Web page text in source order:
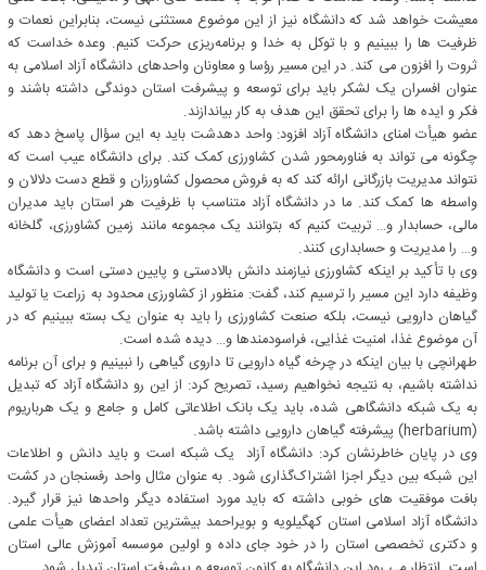
معیشت خواهد شد که دانشگاه نیز از این موضوع مستثنی نیست، بنابراین نعمات و
ظرفیت ها را ببینیم و با توکل به خدا و برنامه‌ریزی حرکت کنیم. وعده خداست که
ثروت را افزون می کند. در این مسیر رؤسا و معاونان واحدهای دانشگاه آزاد اسلامی به
عنوان افسران یک لشکر باید برای توسعه و پیشرفت استان دوندگی داشته باشند و
فکر و ایده ها را برای تحقق این هدف به کار بیاندازند.
عضو هیأت امنای دانشگاه آزاد افزود: واحد دهدشت باید به این سؤال پاسخ دهد که
چگونه می تواند به فناورمحور شدن کشاورزی کمک کند. برای دانشگاه عیب است که
نتواند مدیریت بازرگانی ارائه کند که به فروش محصول کشاورزان و قطع دست دلالان و
واسطه ها کمک کند. ما در دانشگاه آزاد متناسب با ظرفیت هر استان باید مدیران
مالی، حسابدار و… تربیت کنیم که بتوانند یک مجموعه مانند زمین کشاورزی، گلخانه
و… را مدیریت و حسابداری کنند.
وی با تأکید بر اینکه کشاورزی نیازمند دانش بالادستی و پایین دستی است و دانشگاه
وظیفه دارد این مسیر را ترسیم کند، گفت: منظور از کشاورزی محدود به زراعت یا تولید
گیاهان دارویی نیست، بلکه صنعت کشاورزی را باید به عنوان یک بسته ببینیم که در
آن موضوع غذا، امنیت غذایی، فراسودمندها و… دیده شده است.
طهرانچی با بیان اینکه در چرخه گیاه دارویی تا داروی گیاهی را نبینیم و برای آن برنامه
نداشته باشیم، به نتیجه نخواهیم رسید، تصریح کرد: از این رو دانشگاه آزاد که تبدیل
به یک شبکه دانشگاهی شده، باید یک بانک اطلاعاتی کامل و جامع و یک هرباریوم
(herbarium) پیشرفته گیاهان دارویی داشته باشد.
وی در پایان خاطرنشان کرد: دانشگاه آزاد یک شبکه است و باید دانش و اطلاعات
این شبکه بین دیگر اجزا اشتراک‌گذاری شود. به عنوان مثال واحد رفسنجان در کشت
بافت موفقیت های خوبی داشته که باید مورد استفاده دیگر واحدها نیز قرار گیرد.
دانشگاه آزاد اسلامی استان کهگیلویه و بویراحمد بیشترین تعداد اعضای هیأت علمی
و دکتری تخصصی استان را در خود جای داده و اولین موسسه آموزش عالی استان